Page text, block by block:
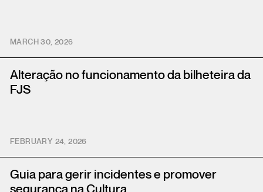
MARCH 30, 2026
Alteração no funcionamento da bilheteira da
FJS
FEBRUARY 24, 2026
Guia para gerir incidentes e promover
segurança na Cultura